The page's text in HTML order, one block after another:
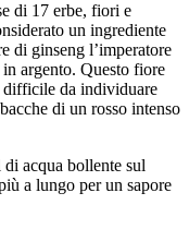
di 17 erbe, fiori e
un ingrediente
di ginseng l’imperatore
argento. Questo fiore
difficile da individuare
di un rosso intenso
di acqua bollente sul
a lungo per un sapore